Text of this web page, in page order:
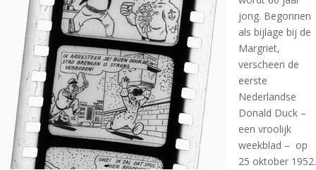
jong. Begonnen
als bijlage bij de
Margriet,
verscheen de
eerste
Nederlandse
Donald Duck –
een vroolijk
weekblad – op
25 oktober 1952.